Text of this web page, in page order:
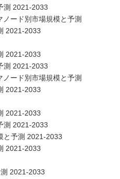
測 2021-2033
ード別市場規模と予測
2021-2033
2021-2033
測 2021-2033
ード別市場規模と予測
2021-2033
2021-2033
測 2021-2033
と予測 2021-2033
2021-2033
2021-2033